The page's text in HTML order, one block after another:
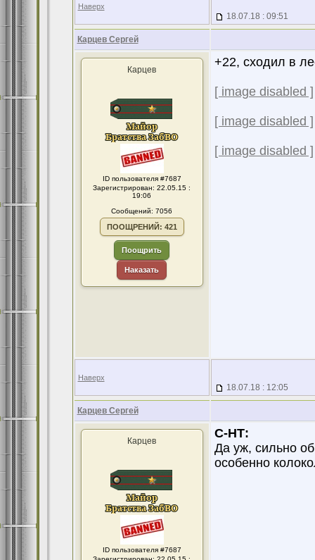
Наверх
18.07.18 : 09:51
Карцев Сергей
Карцев
ID пользователя #7687
Зарегистрирован: 22.05.15 :
19:06
Сообщений: 7056
ПООЩРЕНИЙ: 421
Поощрить
Наказать
+22, сходил в
[ image disabled ]
[ image disabled ]
[ image disabled ]
Наверх
18.07.18 : 12:05
Карцев Сергей
Карцев
ID пользователя #7687
С-НТ:
Да уж, сильно
особенно